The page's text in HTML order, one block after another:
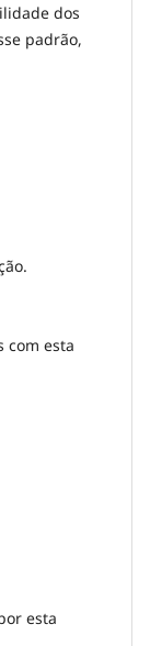
dos
padrão,
com esta
esta